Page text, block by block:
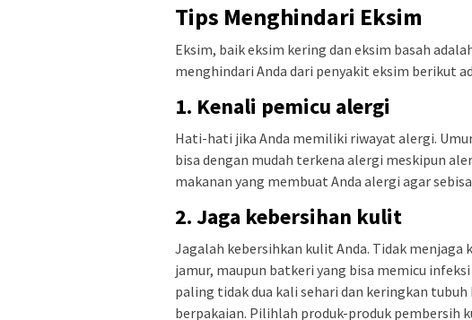
Tips Menghindari Eksim
Eksim, baik eksim kering dan eksim basah
menghindari Anda dari penyakit eksim berikut
1. Kenali pemicu alergi
Hati-hati jika Anda memiliki riwayat alergi.
bisa dengan mudah terkena alergi meskipun
makanan yang membuat Anda alergi agar
2. Jaga kebersihan kulit
Jagalah kebersihkan kulit Anda. Tidak menjaga
jamur, maupun batkeri yang bisa memicu
paling tidak dua kali sehari dan keringkan
berpakaian. Pilihlah produk-produk pembersih